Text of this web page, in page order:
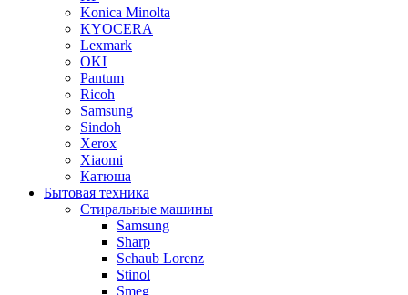
Konica Minolta
KYOCERA
Lexmark
OKI
Pantum
Ricoh
Samsung
Sindoh
Xerox
Xiaomi
Катюша
Бытовая техника
Стиральные машины
Samsung
Sharp
Schaub Lorenz
Stinol
Smeg